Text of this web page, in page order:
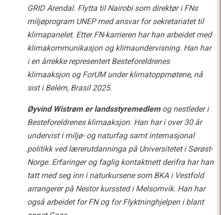
GRID Arendal. Flytta til Nairobi som direktør i FNs
miljøprogram UNEP med ansvar for sekretariatet til
klimapanelet. Etter FN-karrieren har han arbeidet med
klimakommunikasjon og klimaundervisning. Han har
i en årrekke representert Besteforeldrenes
klimaaksjon og ForUM under klimatoppmøtene, nå
sist i Belém, Brasil 2025.
Øyvind Wistrøm er landsstyremedlem og nestleder i
Besteforeldrenes klimaaksjon. Han har i over 30 år
undervist i miljø- og naturfag samt internasjonal
politikk ved lærerutdanninga på Universitetet i Sørøst-
Norge. Erfaringer og faglig kontaktnett derifra har han
tatt med seg inn i naturkursene som BKA i Vestfold
arrangerer på Nestor kurssted i Melsomvik. Han har
også arbeidet for FN og for Flyktninghjelpen i blant